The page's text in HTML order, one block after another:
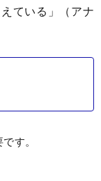
ている」（アナ
す。